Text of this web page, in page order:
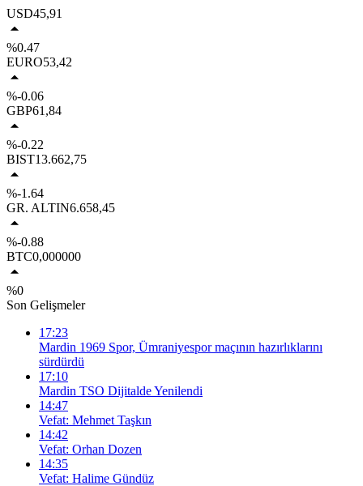
USD45,91
%0.47
EURO53,42
%-0.06
GBP61,84
%-0.22
BIST13.662,75
%-1.64
GR. ALTIN6.658,45
%-0.88
BTC0,000000
%0
Son Gelişmeler
17:23
Mardin 1969 Spor, Ümraniyespor maçının hazırlıklarını
sürdürdü
17:10
Mardin TSO Dijitalde Yenilendi
14:47
Vefat: Mehmet Taşkın
14:42
Vefat: Orhan Dozen
14:35
Vefat: Halime Gündüz